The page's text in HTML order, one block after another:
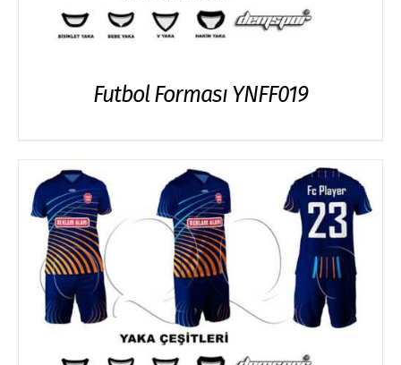
Futbol Forması YNFF019